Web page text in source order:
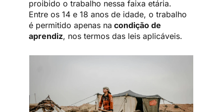
proibido o trabalho nessa faixa etária.
Entre os 14 e 18 anos de idade, o trabalho
é permitido apenas na condição de
aprendiz, nos termos das leis aplicáveis.